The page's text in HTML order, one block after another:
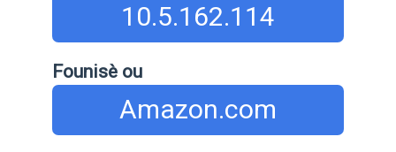
10.5.162.114
Founisè ou
Amazon.com